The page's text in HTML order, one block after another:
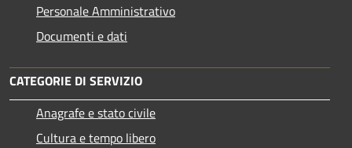
Personale Amministrativo
Documenti e dati
CATEGORIE DI SERVIZIO
Anagrafe e stato civile
Cultura e tempo libero